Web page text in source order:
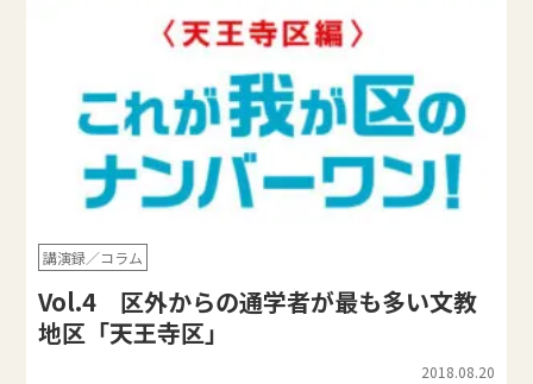
講演録／コラム
Vol.4 区外からの通学者が最も多い文教
地区「天王寺区」
2018.08.20